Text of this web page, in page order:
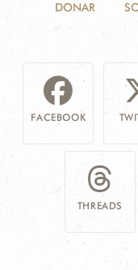
DONAR
FACEBOOK
THREADS